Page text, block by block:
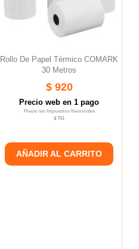
Rollo De Papel Térmico COMARK
30 Metros
$ 920
Precio web en 1 pago
Precio sin Impuestos Nacionales
$ 761
AÑADIR AL CARRITO